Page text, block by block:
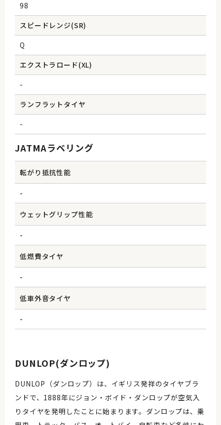
98
スピードレンジ(SR)
Q
エクストラロード(XL)
-
ランフラットタイヤ
-
JATMAラベリング
転がり抵抗性能
-
ウェットグリップ性能
-
低燃費タイヤ
-
低車外音タイヤ
-
DUNLOP(ダンロップ)
DUNLOP（ダンロップ）は、イギリス発祥のタイヤブラ
ンドで、1888年にジョン・ボイド・ダンロップが空気入
りタイヤを発明したことに始まります。ダンロップは、乗